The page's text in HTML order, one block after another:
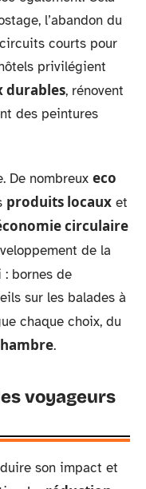
l’abandon du
courts pour
privilégient
durables, rénovent
des peintures
De nombreux eco
produits locaux et
circulaire
de la
: bornes de
sur les balades à
chaque choix, du
.
voyageurs
son impact et